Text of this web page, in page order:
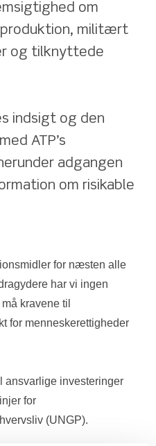
om
militært
og tilknyttede
indsigt og den
ATP’s
adgangen
om risikable
for næsten alle
har vi ingen
kravene til
for menneskerettigheder
ansvarlige investeringer
for
(UNGP).